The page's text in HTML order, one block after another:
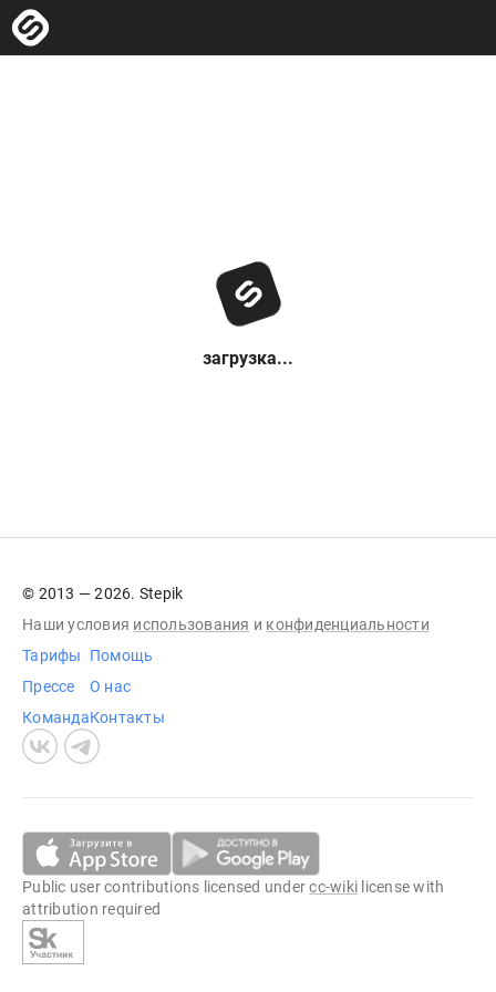
загрузка...
© 2013 — 2026. Stepik
Наши условия использования и конфиденциальности
Тарифы
Прессе
Команда
Помощь
О нас
Контакты
Public user contributions licensed undercc-wiki license with
attribution required